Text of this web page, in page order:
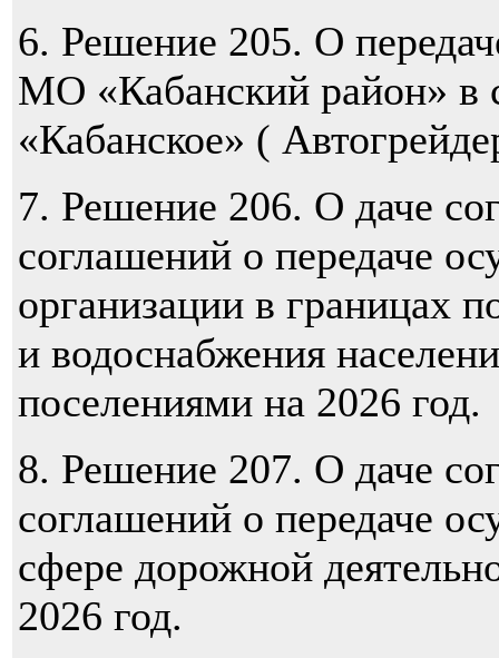
6. Решение 205. О
МО «Кабанский район»
«Кабанское» (
7. Решение 206. О даче
соглашений о передаче
организации в границах
и водоснабжения
поселениями на 2026 год.
8. Решение 207. О даче
соглашений о передаче
сфере дорожной
2026 год.